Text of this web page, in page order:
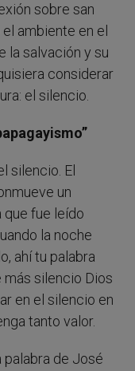
sobre san
ambiente en el
la salvación y su
considerar
el silencio.
silencio. El
un
que fue leído
la noche
ahí tu palabra
más silencio Dios
en el silencio en
tanto valor.
palabra de José